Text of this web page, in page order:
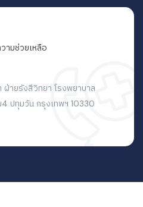
ามช่วยเหลือ
ฝ่ายรังสีวิทยา โรงพยาบาล
ปทุมวัน กรุงเทพฯ 10330